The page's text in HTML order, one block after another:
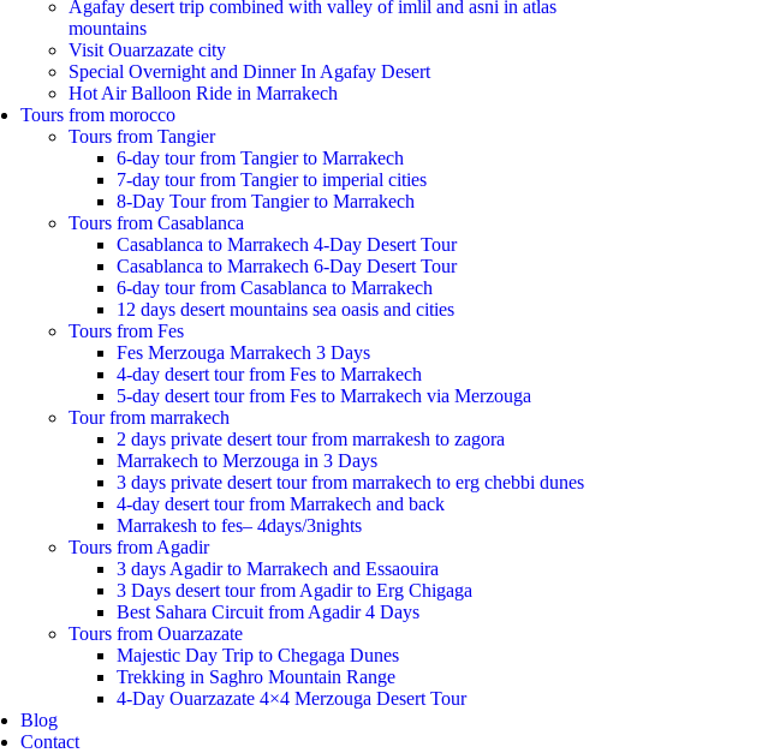
Agafay desert trip combined with valley of imlil and asni in atlas
mountains
Visit Ouarzazate city
Special Overnight and Dinner In Agafay Desert
Hot Air Balloon Ride in Marrakech
Tours from morocco
Tours from Tangier
6-day tour from Tangier to Marrakech
7-day tour from Tangier to imperial cities
8-Day Tour from Tangier to Marrakech
Tours from Casablanca
Casablanca to Marrakech 4-Day Desert Tour
Casablanca to Marrakech 6-Day Desert Tour
6-day tour from Casablanca to Marrakech
12 days desert mountains sea oasis and cities
Tours from Fes
Fes Merzouga Marrakech 3 Days
4-day desert tour from Fes to Marrakech
5-day desert tour from Fes to Marrakech via Merzouga
Tour from marrakech
2 days private desert tour from marrakesh to zagora
Marrakech to Merzouga in 3 Days
3 days private desert tour from marrakech to erg chebbi dunes
4-day desert tour from Marrakech and back
Marrakesh to fes– 4days/3nights
Tours from Agadir
3 days Agadir to Marrakech and Essaouira
3 Days desert tour from Agadir to Erg Chigaga
Best Sahara Circuit from Agadir 4 Days
Tours from Ouarzazate
Majestic Day Trip to Chegaga Dunes
Trekking in Saghro Mountain Range
4-Day Ouarzazate 4×4 Merzouga Desert Tour
Blog
Contact